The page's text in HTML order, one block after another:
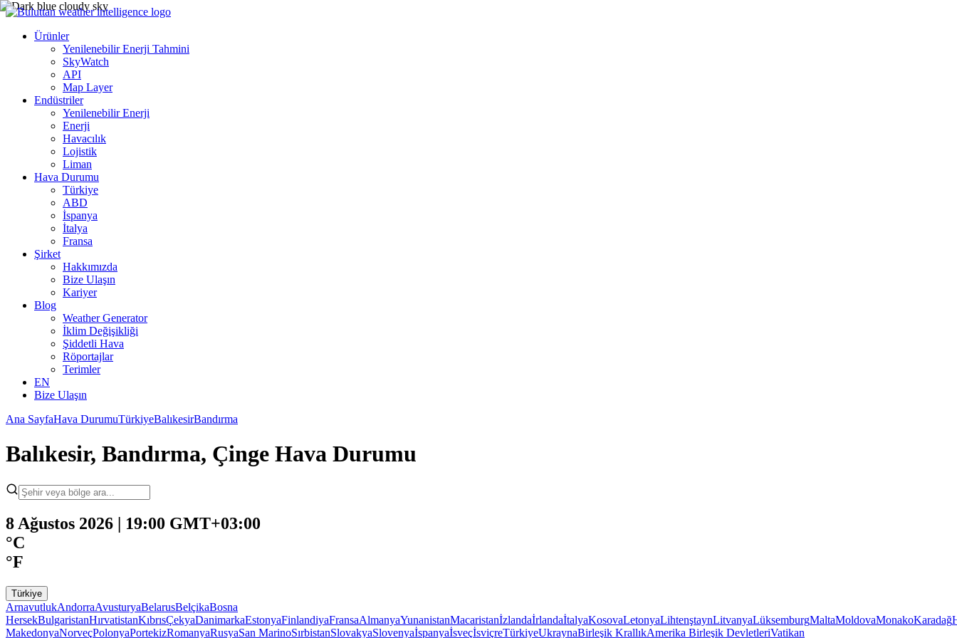
Ürünler
Yenilenebilir Enerji Tahmini
SkyWatch
API
Map Layer
Endüstriler
Yenilenebilir Enerji
Enerji
Havacılık
Lojistik
Liman
Hava Durumu
Türkiye
ABD
İspanya
İtalya
Fransa
Şirket
Hakkımızda
Bize Ulaşın
Kariyer
Blog
Weather Generator
İklim Değişikliği
Şiddetli Hava
Röportajlar
Terimler
EN
Bize Ulaşın
Ana SayfaHava DurumuTürkiyeBalıkesirBandırma
Balıkesir, Bandırma, Çinge Hava Durumu
8 Ağustos 2026 | 19:00 GMT+03:00
°C
°F
Türkiye
ArnavutlukAndorraAvusturyaBelarusBelçikaBosna
HersekBulgaristanHırvatistanKıbrısÇekyaDanimarkaEstonyaFinlandiyaFransaAlmanyaYunanistanMacaristanİzlandaİrlandaİtalyaKosovaLetonyaLihtenştaynLitvanyaLüksemburgMaltaMoldovaMonakoKaradağ
MakedonyaNorveçPolonyaPortekizRomanyaRusyaSan MarinoSırbistanSlovakyaSlovenyaİspanyaİsveçİsviçreTürkiyeUkraynaBirleşik KrallıkAmerika Birleşik DevletleriVatikan